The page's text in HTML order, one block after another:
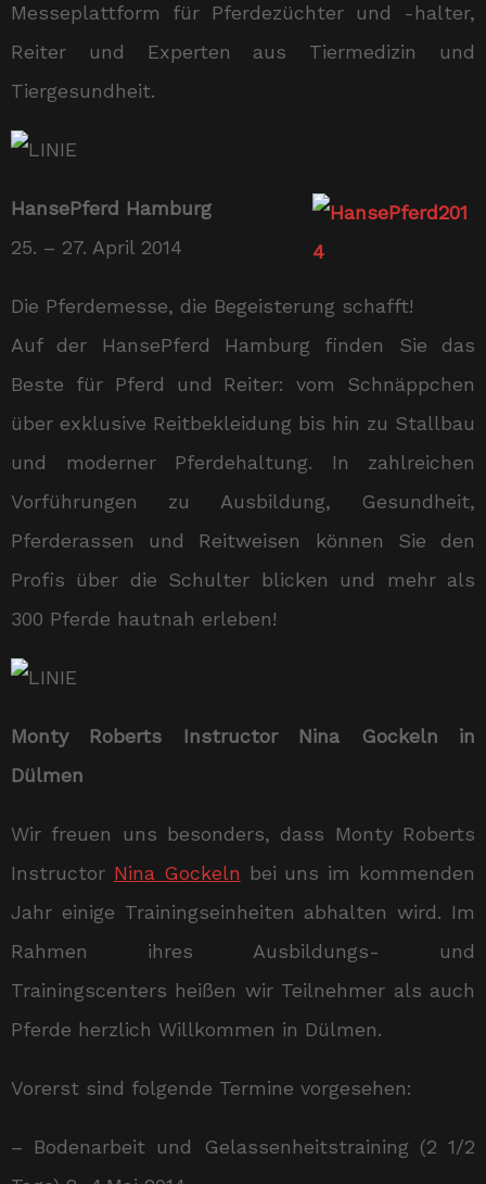
Messeplattform für Pferdezüchter und -halter,
Reiter und Experten aus Tiermedizin und
Tiergesundheit.
HansePferd Hamburg
25. – 27. April 2014
Die Pferdemesse, die Begeisterung schafft!
Auf der HansePferd Hamburg finden Sie das
Beste für Pferd und Reiter: vom Schnäppchen
über exklusive Reitbekleidung bis hin zu Stallbau
und moderner Pferdehaltung. In zahlreichen
Vorführungen zu Ausbildung, Gesundheit,
Pferderassen und Reitweisen können Sie den
Profis über die Schulter blicken und mehr als
300 Pferde hautnah erleben!
Monty Roberts Instructor Nina Gockeln in
Dülmen
Wir freuen uns besonders, dass Monty Roberts
Instructor Nina Gockeln bei uns im kommenden
Jahr einige Trainingseinheiten abhalten wird. Im
Rahmen ihres Ausbildungs- und
Trainingscenters heißen wir Teilnehmer als auch
Pferde herzlich Willkommen in Dülmen.
Vorerst sind folgende Termine vorgesehen:
– Bodenarbeit und Gelassenheitstraining (2 1/2